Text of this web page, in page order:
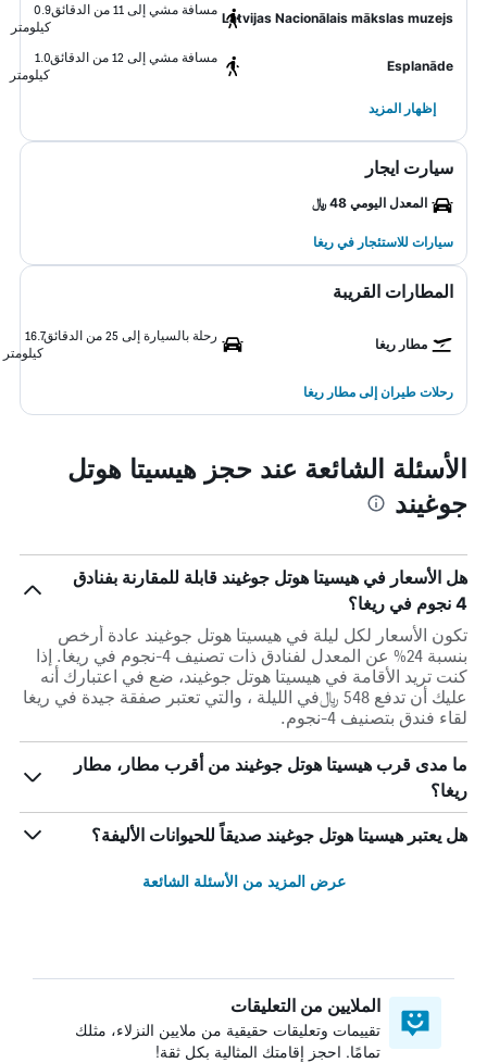
Latvijas Nacionālais mākslas muzejs
مسافة مشي إلى 11 من الدقائق
0.9
كيلومتر
Esplanāde
مسافة مشي إلى 12 من الدقائق
1.0
كيلومتر
إظهار المزيد
سيارت ايجار
المعدل اليومي 48 ﷼
سيارات للاستئجار في ريغا
المطارات القريبة
مطار ريغا
رحلة بالسيارة إلى 25 من الدقائق
16.7
كيلومتر
رحلات طيران إلى مطار ريغا
الأسئلة الشائعة عند حجز هيسيتا هوتل
جوغيند
هل الأسعار في هيسيتا هوتل جوغيند قابلة للمقارنة بفنادق
4 نجوم في ريغا؟
تكون الأسعار لكل ليلة في هيسيتا هوتل جوغيند عادة أرخص
بنسبة 24% عن المعدل لفنادق ذات تصنيف 4-نجوم في ريغا. إذا
كنت تريد الأقامة في هيسيتا هوتل جوغيند، ضع في اعتبارك أنه
عليك أن تدفع 548 ﷼في الليلة ، والتي تعتبر صفقة جيدة في ريغا
لقاء فندق بتصنيف 4-نجوم.
ما مدى قرب هيسيتا هوتل جوغيند من أقرب مطار، مطار
ريغا؟
هل يعتبر هيسيتا هوتل جوغيند صديقاً للحيوانات الأليفة؟
عرض المزيد من الأسئلة الشائعة
الملايين من التعليقات
تقييمات وتعليقات حقيقية من ملايين النزلاء، مثلك
تمامًا. احجز إقامتك المثالية بكل ثقة!